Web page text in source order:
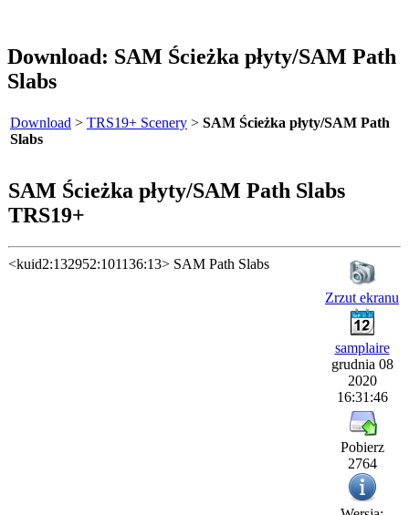
Download: SAM Ścieżka płyty/SAM Path
Slabs
Download > TRS19+ Scenery > SAM Ścieżka płyty/SAM Path
Slabs
SAM Ścieżka płyty/SAM Path Slabs
TRS19+
<kuid2:132952:101136:13> SAM Path Slabs
Zrzut ekranu
samplaire
grudnia 08
2020
16:31:46
Pobierz
2764